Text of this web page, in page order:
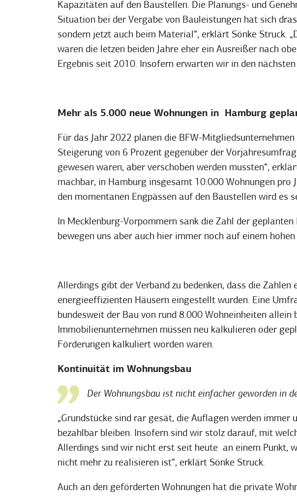
Kapazitäten auf den Baustellen. Die Planungs- und
Situation bei der Vergabe von Bauleistungen hat sich
sondern jetzt auch beim Material“, erklärt Sönke Struck.
waren die letzen beiden Jahre eher ein Ausreißer nach
Ergebnis seit 2010. Insofern erwarten wir in den
Mehr als 5.000 neue Wohnungen in Hamburg
Für das Jahr 2022 planen die BFW-
Steigerung von 6 Prozent gegenüber der
gewesen waren, aber verschoben werden mussten“,
machbar, in Hamburg insgesamt 10.000 Wohnungen pro
den momentanen Engpässen auf den Baustellen wird es
In Mecklenburg-Vorpommern sank die Zahl der
bewegen uns aber auch hier immer noch auf einem
Allerdings gibt der Verband zu bedenken, dass die
energieeffizienten Häusern eingestellt wurden. Eine
bundesweit der Bau von rund 8.000 Wohneinheiten
Immobilienunternehmen müssen neu kalkulieren oder
Förderungen kalkuliert worden waren.
Kontinuität im Wohnungsbau
Der Wohnungsbau ist nicht einfacher geworden in
„Grundstücke sind rar gesät, die Auflagen werden
bezahlbar bleiben. Insofern sind wir stolz darauf, mit
Allerdings sind wir nicht erst seit heute an einem Punkt,
nicht mehr zu realisieren ist“, erklärt Sönke Struck.
Auch an den geförderten Wohnungen hat die private